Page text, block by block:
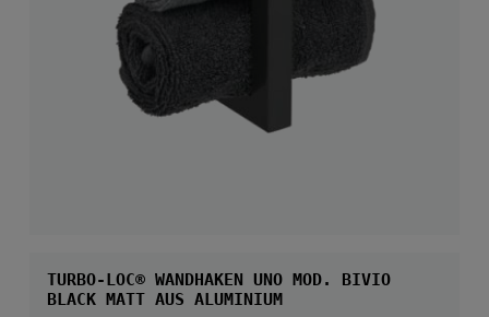
TURBO-LOC® WANDHAKEN UNO MOD. BIVIO
BLACK MATT AUS ALUMINIUM